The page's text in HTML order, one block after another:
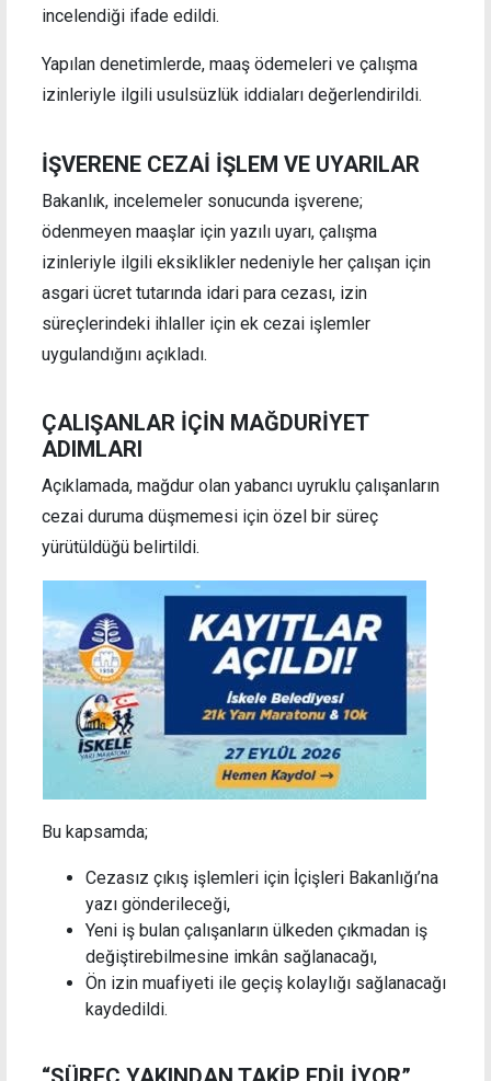
incelendiği ifade edildi.
Yapılan denetimlerde, maaş ödemeleri ve çalışma
izinleriyle ilgili usulsüzlük iddiaları değerlendirildi.
İŞVERENE CEZAİ İŞLEM VE UYARILAR
Bakanlık, incelemeler sonucunda işverene;
ödenmeyen maaşlar için yazılı uyarı, çalışma
izinleriyle ilgili eksiklikler nedeniyle her çalışan için
asgari ücret tutarında idari para cezası, izin
süreçlerindeki ihlaller için ek cezai işlemler
uygulandığını açıkladı.
ÇALIŞANLAR İÇİN MAĞDURİYET
ADIMLARI
Açıklamada, mağdur olan yabancı uyruklu çalışanların
cezai duruma düşmemesi için özel bir süreç
yürütüldüğü belirtildi.
Bu kapsamda;
Cezasız çıkış işlemleri için İçişleri Bakanlığı’na
yazı gönderileceği,
Yeni iş bulan çalışanların ülkeden çıkmadan iş
değiştirebilmesine imkân sağlanacağı,
Ön izin muafiyeti ile geçiş kolaylığı sağlanacağı
kaydedildi.